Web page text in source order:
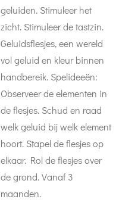
geluiden. Stimuleer het
zicht. Stimuleer de tastzin.
Geluidsflesjes, een wereld
vol geluid en kleur binnen
handbereik. Spelideeën:
Observeer de elementen in
de flesjes. Schud en raad
welk geluid bij welk element
hoort. Stapel de flesjes op
elkaar. Rol de flesjes over
de grond. Vanaf 3
maanden.